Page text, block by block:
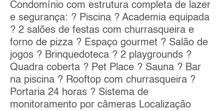
Condomínio com estrutura completa de lazer
e segurança: ? Piscina ? Academia equipada
? 2 salões de festas com churrasqueira e
forno de pizza ? Espaço gourmet ? Salão de
jogos ? Brinquedoteca ? 2 playgrounds ?
Quadra coberta ? Pet Place ? Sauna ? Bar
na piscina ? Rooftop com churrasqueira ?
Portaria 24 horas ? Sistema de
monitoramento por câmeras Localização